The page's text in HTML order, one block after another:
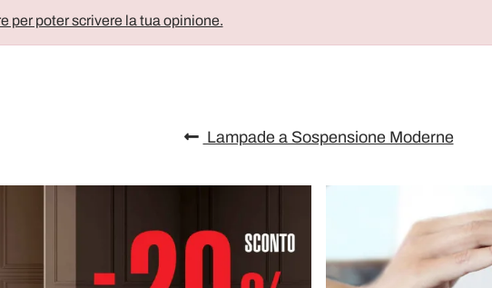
per poter scrivere la tua opinione.
Lampade a Sospensione Moderne